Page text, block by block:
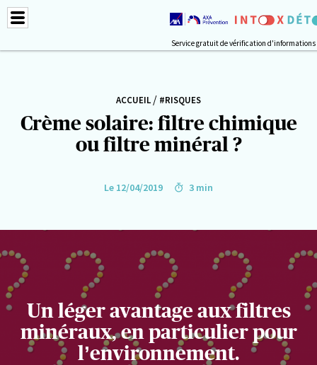
Service gratuit de vérification d'informations
ACCUEIL / #RISQUES
Crème solaire: filtre chimique
ou filtre minéral ?
Le 12/04/2019 3 min
Un léger avantage aux filtres
minéraux, en particulier pour
l’environnement.